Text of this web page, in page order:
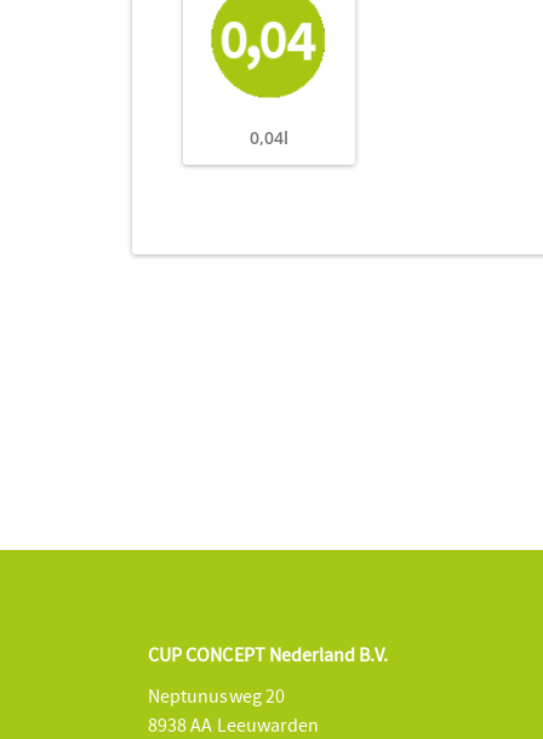
0,04l
CUP CONCEPT Nederland B.V.
Neptunusweg 20
8938 AA Leeuwarden